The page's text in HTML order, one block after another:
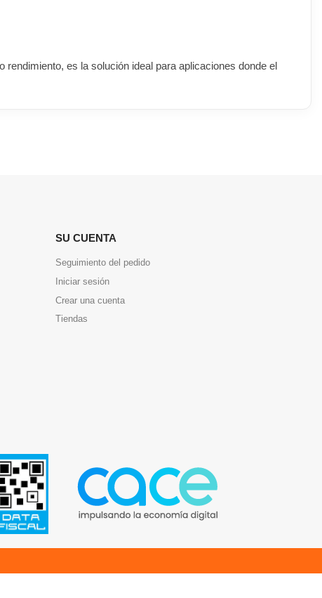
es la solución ideal para aplicaciones donde el
SU CUENTA
Seguimiento del pedido
Iniciar sesión
Crear una cuenta
Tiendas